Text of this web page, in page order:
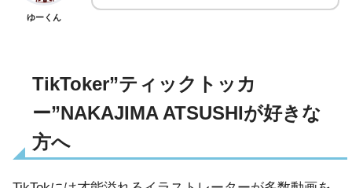
ゆーくん
TikToker”ティックトッカ
ー”NAKAJIMA ATSUSHIが好きな
方へ